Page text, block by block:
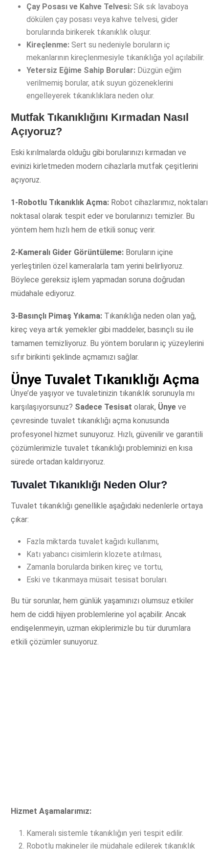
Çay Posası ve Kahve Telvesi: Sık sık lavaboya
dökülen çay posası veya kahve telvesi, gider
borularında birikerek tıkanıklık oluşur.
Kireçlenme: Sert su nedeniyle boruların iç
mekanlarının kireçlenmesiyle tıkanıklığa yol açılabilir.
Yetersiz Eğime Sahip Borular: Düzgün eğim
verilmemiş borular, atık suyun gözeneklerini
engelleyerek tıkanıklıklara neden olur.
Mutfak Tıkanıklığını Kırmadan Nasıl
Açıyoruz?
Eski kırılmalarda olduğu gibi borularınızı kırmadan ve
evinizi kirletmeden modern cihazlarla mutfak çeşitlerini
açıyoruz.
1-Robotlu Tıkanıklık Açma: Robot cihazlarımız, noktaları
noktasal olarak tespit eder ve borularınızı temizler. Bu
yöntem hem hızlı hem de etkili sonuç verir.
2-Kameralı Gider Görüntüleme: Boruların içine
yerleştirilen özel kameralarla tam yerini belirliyoruz.
Böylece gereksiz işlem yapmadan soruna doğrudan
müdahale ediyoruz.
3-Basınçlı Pimaş Yıkama: Tıkanıklığa neden olan yağ,
kireç veya artık yemekler gibi maddeler, basınçlı su ile
tamamen temizliyoruz. Bu yöntem boruların iç yüzeylerini
sıfır birikinti şeklinde açmamızı sağlar.
Ünye Tuvalet Tıkanıklığı Açma
Ünye’de yaşıyor ve tuvaletinizin tıkanıklık sorunuyla mı
karşılaşıyorsunuz? Sadece Tesisat olarak, Ünye ve
çevresinde tuvalet tıkanıklığı açma konusunda
profesyonel hizmet sunuyoruz. Hızlı, güvenilir ve garantili
çözümlerimizle tuvalet tıkanıklığı probleminizi en kısa
sürede ortadan kaldırıyoruz.
Tuvalet Tıkanıklığı Neden Olur?
Tuvalet tıkanıklığı genellikle aşağıdaki nedenlerle ortaya
çıkar:
Fazla miktarda tuvalet kağıdı kullanımı,
Katı yabancı cisimlerin klozete atılması,
Zamanla borularda biriken kireç ve tortu,
Eski ve tıkanmaya müsait tesisat boruları.
Bu tür sorunlar, hem günlük yaşamınızı olumsuz etkiler
hem de ciddi hijyen problemlerine yol açabilir. Ancak
endişelenmeyin, uzman ekiplerimizle bu tür durumlara
etkili çözümler sunuyoruz.
Hizmet Aşamalarımız:
Kameralı sistemle tıkanıklığın yeri tespit edilir.
Robotlu makineler ile müdahale edilerek tıkanıklık